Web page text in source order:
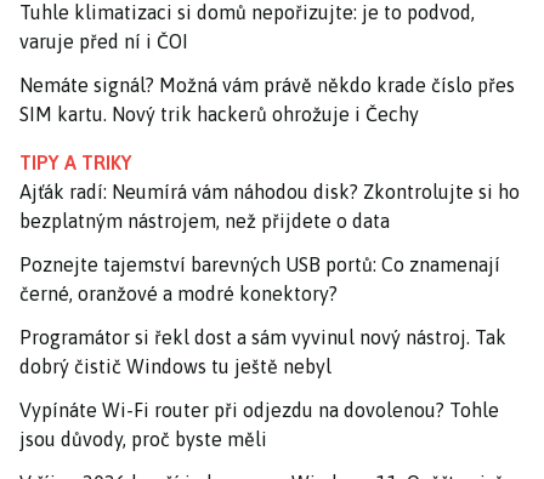
Tuhle klimatizaci si domů nepořizujte: je to podvod,
varuje před ní i ČOI
Nemáte signál? Možná vám právě někdo krade číslo přes
SIM kartu. Nový trik hackerů ohrožuje i Čechy
TIPY A TRIKY
Ajťák radí: Neumírá vám náhodou disk? Zkontrolujte si ho
bezplatným nástrojem, než přijdete o data
Poznejte tajemství barevných USB portů: Co znamenají
černé, oranžové a modré konektory?
Programátor si řekl dost a sám vyvinul nový nástroj. Tak
dobrý čistič Windows tu ještě nebyl
Vypínáte Wi-Fi router při odjezdu na dovolenou? Tohle
jsou důvody, proč byste měli